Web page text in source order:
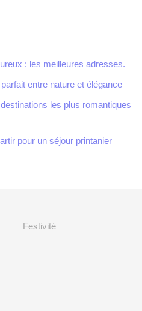
: les meilleures adresses.
entre nature et élégance
les plus romantiques
pour un séjour printanier
Festivité